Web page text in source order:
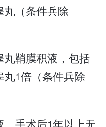
丸（条件兵除
丸鞘膜积液，包括
1倍（条件兵除
，手术后1年以上无